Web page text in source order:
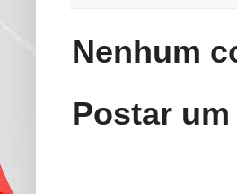
Nenhum
Postar